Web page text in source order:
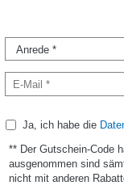
Ja, ich habe die
** Der Gutschein-Code
ausgenommen sind
nicht mit anderen